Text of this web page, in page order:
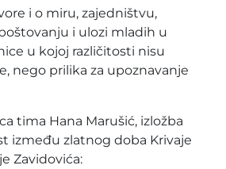
i o miru, zajedništvu,
i ulozi mladih u
u kojoj različitosti nisu
nego prilika za upoznavanje
tima Hana Marušić, izložba
između zlatnog doba Krivaje
Zavidovića: